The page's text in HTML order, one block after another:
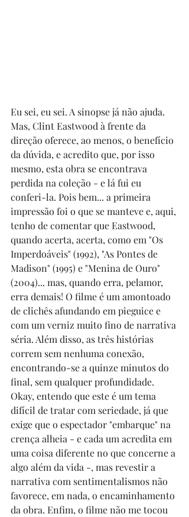
Eu sei, eu sei. A sinopse já não ajuda.
Mas, Clint Eastwood à frente da
direção oferece, ao menos, o benefício
da dúvida, e acredito que, por isso
mesmo, esta obra se encontrava
perdida na coleção - e lá fui eu
conferi-la. Pois bem... a primeira
impressão foi o que se manteve e, aqui,
tenho de comentar que Eastwood,
quando acerta, acerta, como em "Os
Imperdoáveis" (1992), "As Pontes de
Madison" (1995) e "Menina de Ouro"
(2004)... mas, quando erra, pelamor,
erra demais! O filme é um amontoado
de clichês afundando em pieguice e
com um verniz muito fino de narrativa
séria. Além disso, as três histórias
correm sem nenhuma conexão,
encontrando-se a quinze minutos do
final, sem qualquer profundidade.
Okay, entendo que este é um tema
difícil de tratar com seriedade, já que
exige que o espectador "embarque" na
crença alheia - e cada um acredita em
uma coisa diferente no que concerne a
algo além da vida -, mas revestir a
narrativa com sentimentalismos não
favorece, em nada, o encaminhamento
da obra. Enfim, o filme não me tocou